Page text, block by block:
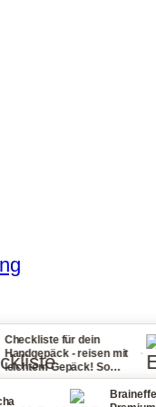
für dein
- reisen mit
So
wieder zu
·
Eis
Braineffect Daily